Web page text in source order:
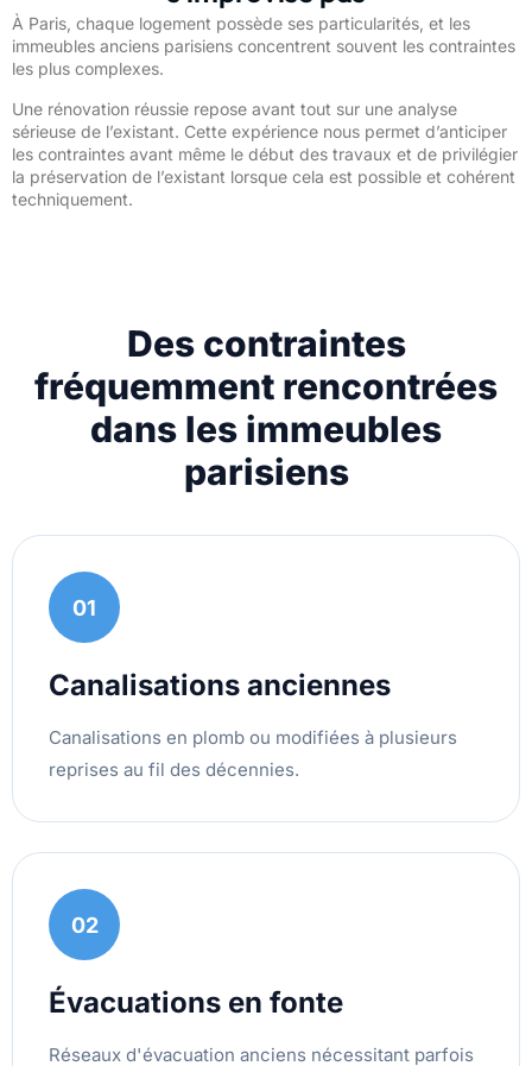
À Paris, chaque logement possède ses particularités, et les
immeubles anciens parisiens concentrent souvent les contraintes
les plus complexes.
Une rénovation réussie repose avant tout sur une analyse
sérieuse de l’existant. Cette expérience nous permet d’anticiper
les contraintes avant même le début des travaux et de privilégier
la préservation de l’existant lorsque cela est possible et cohérent
techniquement.
Des contraintes
fréquemment rencontrées
dans les immeubles
parisiens
01
Canalisations anciennes
Canalisations en plomb ou modifiées à plusieurs
reprises au fil des décennies.
02
Évacuations en fonte
Réseaux d'évacuation anciens nécessitant parfois